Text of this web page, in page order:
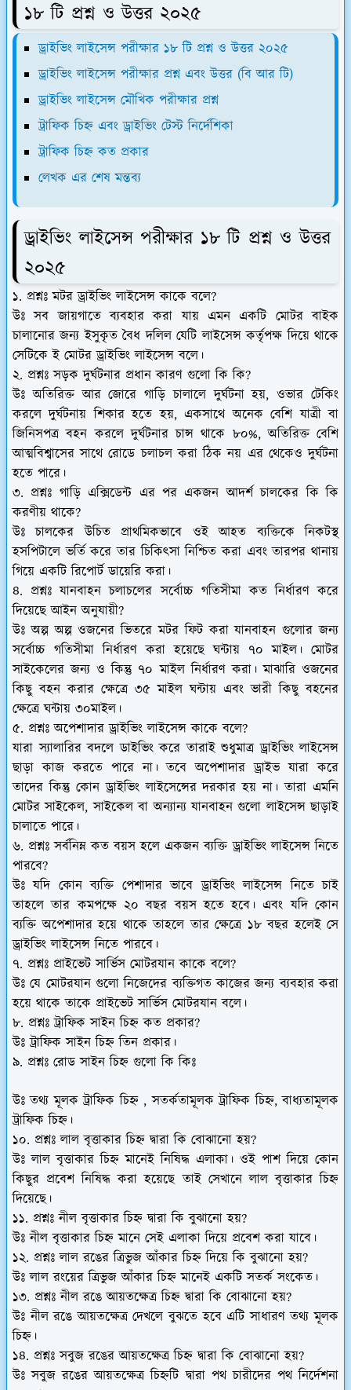
১৮ টি প্রশ্ন ও উত্তর ২০২৫
ড্রাইভিং লাইসেন্স পরীক্ষার ১৮ টি প্রশ্ন ও উত্তর ২০২৫
ড্রাইভিং লাইসেন্স পরীক্ষার প্রশ্ন এবং উত্তর (বি আর টি)
ড্রাইভিং লাইসেন্স মৌখিক পরীক্ষার প্রশ্ন
ট্রাফিক চিহ্ন এবং ড্রাইভিং টেস্ট নির্দেশিকা
ট্রাফিক চিহ্ন কত প্রকার
লেখক এর শেষ মন্তব্য
ড্রাইভিং লাইসেন্স পরীক্ষার ১৮ টি প্রশ্ন ও উত্তর
২০২৫
১. প্রশ্নঃ মটর ড্রাইভিং লাইসেন্স কাকে বলে?
উঃ সব জায়গাতে ব্যবহার করা যায় এমন একটি মোটর বাইক
চালানোর জন্য ইসুকৃত বৈধ দলিল যেটি লাইসেন্স কর্তৃপক্ষ দিয়ে থাকে
সেটিকে ই মোটর ড্রাইভিং লাইসেন্স বলে।
২. প্রশ্নঃ সড়ক দুর্ঘটনার প্রধান কারণ গুলো কি কি?
উঃ অতিরিক্ত আর জোরে গাড়ি চালালে দুর্ঘটনা হয়, ওভার টেকিং
করলে দুর্ঘটনায় শিকার হতে হয়, একসাথে অনেক বেশি যাত্রী বা
জিনিসপত্র বহন করলে দুর্ঘটনার চান্স থাকে ৮০%, অতিরিক্ত বেশি
আত্মবিশ্বাসের সাথে রোডে চলাচল করা ঠিক নয় এর থেকেও দুর্ঘটনা
হতে পারে।
৩. প্রশ্নঃ গাড়ি এক্সিডেন্ট এর পর একজন আদর্শ চালকের কি কি
করণীয় থাকে?
উঃ চালকের উচিত প্রাথমিকভাবে ওই আহত ব্যক্তিকে নিকটস্থ
হসপিটালে ভর্তি করে তার চিকিৎসা নিশ্চিত করা এবং তারপর থানায়
গিয়ে একটি রিপোর্ট ডায়েরি করা।
৪. প্রশ্নঃ যানবাহন চলাচলের সর্বোচ্চ গতিসীমা কত নির্ধারণ করে
দিয়েছে আইন অনুযায়ী?
উঃ অল্প অল্প ওজনের ভিতরে মটর ফিট করা যানবাহন গুলোর জন্য
সর্বোচ্চ গতিসীমা নির্ধারণ করা হয়েছে ঘন্টায় ৭০ মাইল। মোটর
সাইকেলের জন্য ও কিন্তু ৭০ মাইল নির্ধারণ করা। মাঝারি ওজনের
কিছু বহন করার ক্ষেত্রে ৩৫ মাইল ঘন্টায় এবং ভারী কিছু বহনের
ক্ষেত্রে ঘন্টায় ৩০মাইল।
৫. প্রশ্নঃ অপেশাদার ড্রাইভিং লাইসেন্স কাকে বলে?
যারা স্যালারির বদলে ডাইভিং করে তারাই শুধুমাত্র ড্রাইভিং লাইসেন্স
ছাড়া কাজ করতে পারে না। তবে অপেশাদার ড্রাইভ যারা করে
তাদের কিন্তু কোন ড্রাইভিং লাইসেন্সের দরকার হয় না। তারা এমনি
মোটর সাইকেল, সাইকেল বা অন্যান্য যানবাহন গুলো লাইসেন্স ছাড়াই
চালাতে পারে।
৬. প্রশ্নঃ সর্বনিম্ন কত বয়স হলে একজন ব্যক্তি ড্রাইভিং লাইসেন্স নিতে
পারবে?
উঃ যদি কোন ব্যক্তি পেশাদার ভাবে ড্রাইভিং লাইসেন্স নিতে চাই
তাহলে তার কমপক্ষে ২০ বছর বয়স হতে হবে। এবং যদি কোন
ব্যক্তি অপেশাদার হয়ে থাকে তাহলে তার ক্ষেত্রে ১৮ বছর হলেই সে
ড্রাইভিং লাইসেন্স নিতে পারবে।
৭. প্রশ্নঃ প্রাইভেট সার্ভিস মোটরযান কাকে বলে?
উঃ যে মোটরযান গুলো নিজেদের ব্যক্তিগত কাজের জন্য ব্যবহার করা
হয়ে থাকে তাকে প্রাইভেট সার্ভিস মোটরযান বলে।
৮. প্রশ্নঃ ট্রাফিক সাইন চিহ্ন কত প্রকার?
উঃ ট্রাফিক সাইন চিহ্ন তিন প্রকার।
৯. প্রশ্নঃ রোড সাইন চিহ্ন গুলো কি কিঃ
উঃ তথ্য মূলক ট্রাফিক চিহ্ন , সতর্কতামূলক ট্রাফিক চিহ্ন, বাধ্যতামূলক
ট্রাফিক চিহ্ন।
১০. প্রশ্নঃ লাল বৃত্তাকার চিহ্ন দ্বারা কি বোঝানো হয়?
উঃ লাল বৃত্তাকার চিহ্ন মানেই নিষিদ্ধ এলাকা। ওই পাশ দিয়ে কোন
কিছুর প্রবেশ নিষিদ্ধ করা হয়েছে তাই সেখানে লাল বৃত্তাকার চিহ্ন
দিয়েছে।
১১. প্রশ্নঃ নীল বৃত্তাকার চিহ্ন দ্বারা কি বুঝানো হয়?
উঃ নীল বৃত্তাকার চিহ্ন মানে সেই এলাকা দিয়ে প্রবেশ করা যাবে।
১২. প্রশ্নঃ লাল রঙের ত্রিভুজ আঁকার চিহ্ন দিয়ে কি বুঝানো হয়?
উঃ লাল রংয়ের ত্রিভুজ আঁকার চিহ্ন মানেই একটি সতর্ক সংকেত।
১৩. প্রশ্নঃ নীল রঙে আয়তক্ষেত্র চিহ্ন দ্বারা কি বোঝানো হয়?
উঃ নীল রঙে আয়তক্ষেত্র দেখলে বুঝতে হবে এটি সাধারণ তথ্য মূলক
চিহ্ন।
১৪. প্রশ্নঃ সবুজ রঙের আয়তক্ষেত্র চিহ্ন দ্বারা কি বোঝানো হয়?
উঃ সবুজ রঙের আয়তক্ষেত্র চিহ্নটি দ্বারা পথ চারীদের পথ নির্দেশনা